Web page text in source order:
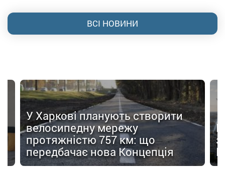
ВСІ НОВИНИ
У Харкові планують створити
велосипедну мережу
протяжністю 757 км: що
передбачає нова Концепція